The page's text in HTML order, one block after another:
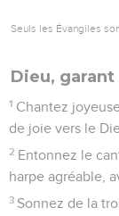
Seuls les Évangiles
Dieu,
1 Chantez
de joie vers le
2 Entonnez le
harpe agréable,
3 Sonnez de la